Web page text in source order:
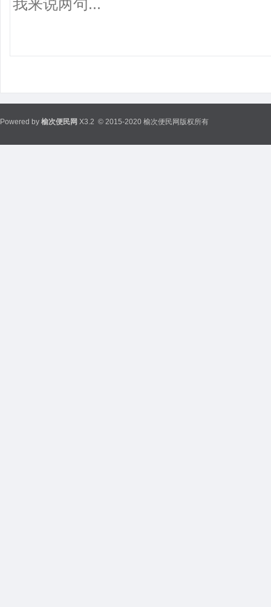
Powered by 榆次便民网 X3.2 © 2015-2020 榆次便民网版权所有